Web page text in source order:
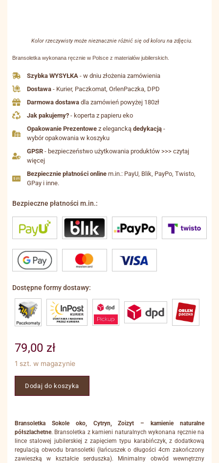
Kolor rzeczywisty może nieznacznie różnić się od koloru na zdjęciu.
Bransoletka wykonana ręcznie w Polsce z materiałów jubilerskich.
Szybka WYSYŁKA - w dniu złożenia zamówienia
Dostawa - Kurier, Paczkomat, OrlenPaczka, DPD
Darmowa dostawa dla zamówień powyżej 180zł
Jak pakujemy? - koperta z papieru eko
Opakowanie Prezentowe z eleganckądedykacją -
wybór opakowania w koszyku
GPSR - bezpieczeństwo użytkowania produktów >>> czytaj
więcej
Bezpiecznie płatności online m.in.: PayU, Blik, PayPo, Twisto,
GPay i inne.
Bezpieczne płatności m.in.:
Dostępne formy dostawy:
79,00 zł
1 szt. w magazynie
Dodaj do koszyka
Bransoletka Sokole oko, Cytryn, Zoizyt – kamienie naturalne
półszlachetne. Bransoletka z kamieni naturalnych wykonana ręcznie na
lince stalowej jubilerskiej z zapięciem typu karabińczyk, z dodatkową
regulacją obwodu bransoletki (łańcuszek o długości 4cm zakończony
zawieszką w kształcie serduszka). Minimalny obwód wewnętrzny